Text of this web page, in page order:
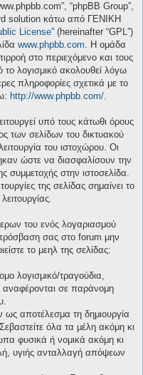
“phpBB Group”,
solution κάτω από ΓΕΝΙΚΗ
License” (hereinafter “GPL”)
www.phpbb.com. Η ομάδα
στο περιεχόμενο και τους
το λογισμικό ακολουθεί λόγω
πληροφορίες σχετικά με το
http://www.phpbb.com/.
υπό τους κάτωθι όρους
των σελίδων του δικτυακού
του ιστοχώρου. Οι
ώστε να διασφαλίσουν την
συμμετοχής στην ιστοσελίδα.
της σελίδας σημαίνει το
του ενός λογαριασμού
σας στο forum μην
το μεηλ της σελίδας:
λογισμικό/τραγούδια,
αναφέρονται σε παράνομη
αποτέλεσμα τη δημιουργία
όλα τα μέλη ακόμη κι
φυσικά ή νομικά ακόμη κι
υγιής ανταλλαγή απόψεων